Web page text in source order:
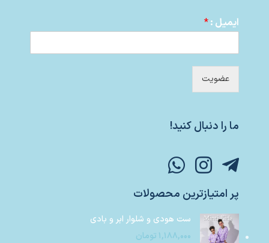
ایمیل :*
عضویت
ما را دنبال کنید!
پر امتیازترین محصولات
ست هودی و شلوار ابر و بادی
۱,۱۸۸,۰۰۰ تومان